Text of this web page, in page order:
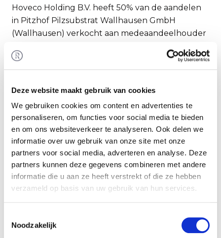
Deze website maakt gebruik van cookies
We gebruiken cookies om content en advertenties te
personaliseren, om functies voor social media te bieden
en om ons websiteverkeer te analyseren. Ook delen we
informatie over uw gebruik van onze site met onze
partners voor social media, adverteren en analyse. Deze
partners kunnen deze gegevens combineren met andere
informatie die u aan ze heeft verstrekt of die ze hebben
verzameld op basis van uw gebruik van hun services.
Noodzakelijk
Hoveco Holding B.V. heeft 50% van de aandelen
in Pitzhof Pilzsubstrat Wallhausen GmbH
(Wallhausen) verkocht aan medeaandeelhouder
adviseur van de Rabobank in het kader van de
faillissementsverkoop van Hoveco Holding B.V.
Wallhausen is een producent van met mycelium
doorgroeide ondergronden voor de kweek van
paddenstoelen, en bakken waarin de sporen van
paddenstoelen zijn losgelaten. Klanten van het
bedrijf zijn champignonkwekers uit alle hoeken
van Europa. De productiefaciliteiten van
Wallhausen beslaan 82,000 m², en het bedrijf is
wallhausen.de